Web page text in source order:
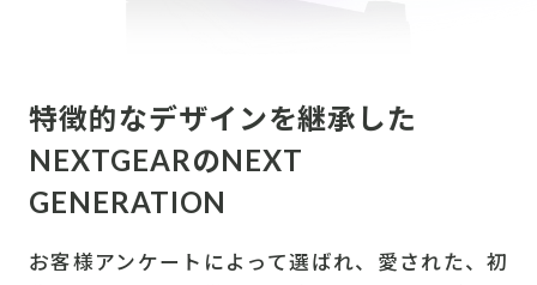
特徴的なデザインを継承した
NEXTGEARのNEXT
GENERATION
お客様アンケートによって選ばれ、愛された、初